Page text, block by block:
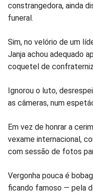
constrangedora, ainda
funeral.
Sim, no velório de um
Janja achou adequado
coquetel de
Ignorou o luto,
as câmeras, num
Em vez de honrar a
vexame internacional,
com sessão de fotos
Vergonha pouca é
ficando famoso — pela